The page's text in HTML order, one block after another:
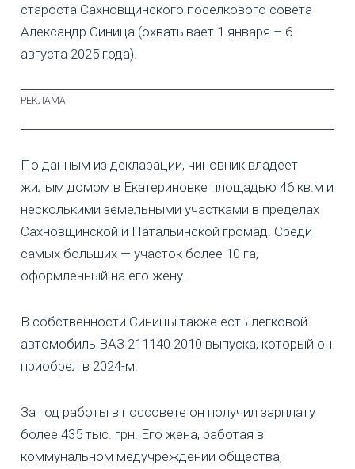
староста Сахновщинского поселкового совета
Александр Синица (охватывает 1 января – 6
августа 2025 года).
По данным из декларации, чиновник владеет
жилым домом в Екатериновке площадью 46 кв.м и
несколькими земельными участками в пределах
Сахновщинской и Натальинской громад. Среди
самых больших — участок более 10 га,
оформленный на его жену.
В собственности Синицы также есть легковой
автомобиль ВАЗ 211140 2010 выпуска, который он
приобрел в 2024-м.
За год работы в поссовете он получил зарплату
более 435 тыс. грн. Его жена, работая в
коммунальном медучреждении общества,